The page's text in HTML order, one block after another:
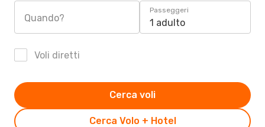
Quando?
Passeggeri
1 adulto
Voli diretti
Cerca Volo + Hotel
Cerca voli